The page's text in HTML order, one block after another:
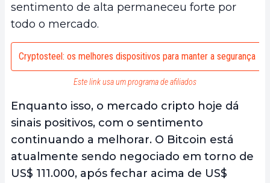
sentimento de alta permaneceu forte por
todo o mercado.
Cryptosteel: os melhores dispositivos para manter a segurança
Este link usa um programa de afiliados
Enquanto isso, o mercado cripto hoje dá
sinais positivos, com o sentimento
continuando a melhorar. O Bitcoin está
atualmente sendo negociado em torno de
US$ 111.000, após fechar acima de US$